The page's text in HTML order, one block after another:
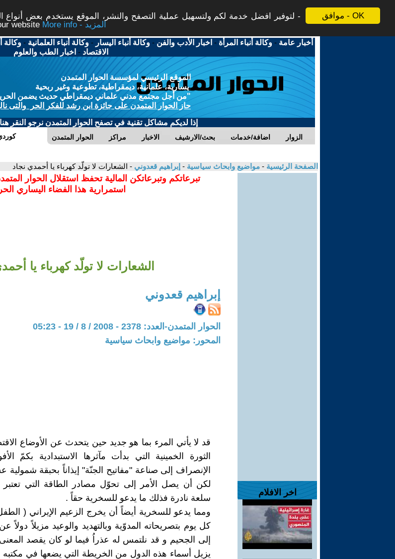
موافق - OK
لتوفير افضل خدمة لكم ولتسهيل عملية التصفح والنشر، الموقع يستخدم بعض أنواع
website
More info - المزيد
أخبار عامة -وكالة أنباء المرأة - اخبار الأدب والفن -وكالة أنباء اليسار -وكالة أنباء العلمانية -وكالة
الاقتصاد - اخبار الطب والعلوم
الموقع الرئيسي لمؤسسة الحوار المتمدن
يسارية، علمانية، ديمقراطية، تطوعية وغير ربحية
"من أجل مجتمع مدني علماني ديمقراطي حديث يضمن الحرية
حاز الحوار المتمدن على جائزة ابن رشد للفكر الحر والتى
إذا لديكم مشاكل تقنية في تصفح الحوار المتمدن نرجو النقر
الحوار المتمدن مراكز الاخبار بحث/الارشيف اضافة/خدمات الزوار
الصفحة الرئيسية - مواضيع وابحاث سياسية - إبراهيم قعدوني - الشعارات لا تولّد كهرباء يا أحمدي نجاد
اخر الافلام
تبرعاتكم وتبرعاتكن المالية تحفظ استقلال الحوار
استمرارية هذا الفضاء اليساري الحر
الشعارات لا تولّد كهرباء يا
إبراهيم قعدوني
الحوار المتمدن-العدد: 2378 - 2008 / 8 / 19 - 05:23
المحور: مواضيع وابحاث سياسية
قد لا يأتي المرء بما هو جديد حين يتحدث عن الأوضاع
الثورة الخمينية التي بدأت مآثرها الاستبدادية بكمّ
الإنصراف إلى صناعة "مفاتيح الجنّة" إيذاناً بحبقة شمولية
لكن أن يصل الأمر إلى تحوّل مصادر الطاقة التي تعتبر
سلعة نادرة فذلك ما يدعو للسخرية حقاً .
ومما يدعو للسخرية أيضاً أن يخرج الزعيم الإيراني (
كل يوم بتصريحاته المدوّية وبالتهديد والوعيد مزيلاً
إلى الجحيم و قد نلتمس له عذراُ فيما لو كان يقصد
يزيل أسماء هذه الدول من الخريطة التي يضعها في مكتبه